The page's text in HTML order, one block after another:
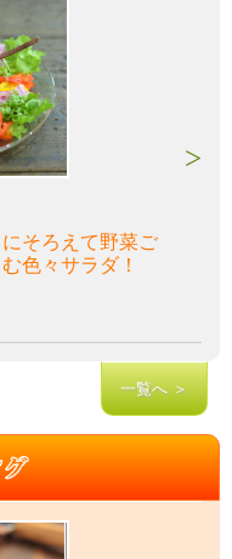
そろえて野菜ご
色々サラダ！
一覧へ ＞